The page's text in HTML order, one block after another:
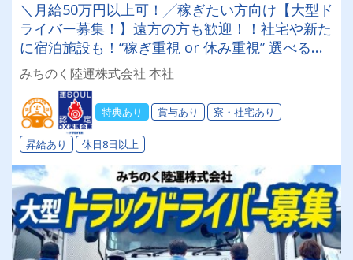
＼月給50万円以上可！╱稼ぎたい方向け【大型ド
ライバー募集！】遠方の方も歓迎！！社宅や新た
に宿泊施設も！“稼ぎ重視 or 休み重視” 選べる働
き方！＜入社祝い金15万円＞おかげさまで50週
年を迎えました✨
みちのく陸運株式会社 本社
特典あり 賞与あり 寮・社宅あり
昇給あり 休日8日以上